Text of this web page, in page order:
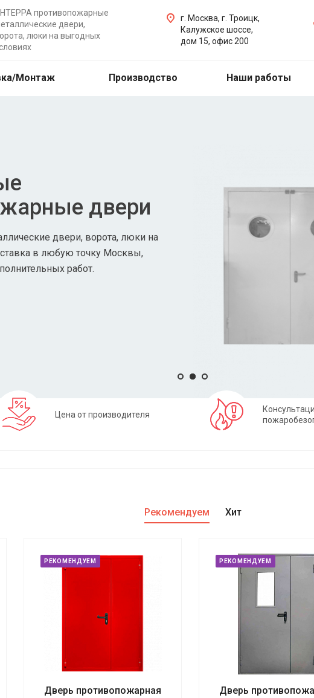
противопожарные
двери,
люки на выгодных
г. Москва, г. Троицк,
Калужское шоссе,
дом 15, офис 200
Монтаж Производство Наши работы
двери
двери, ворота, люки на
в любую точку Москвы,
работ.
Цена от производителя
Рекомендуем Хит
РЕКОМЕНДУЕМ
Дверь противопожарная
РЕКОМЕНДУЕМ
Дверь